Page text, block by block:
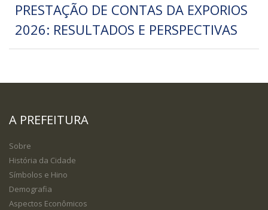
PRESTAÇÃO DE CONTAS DA EXPORIOS
2026: RESULTADOS E PERSPECTIVAS
A PREFEITURA
Sobre
História da Cidade
Símbolos e Hino
Demografia
Aspectos Econômicos